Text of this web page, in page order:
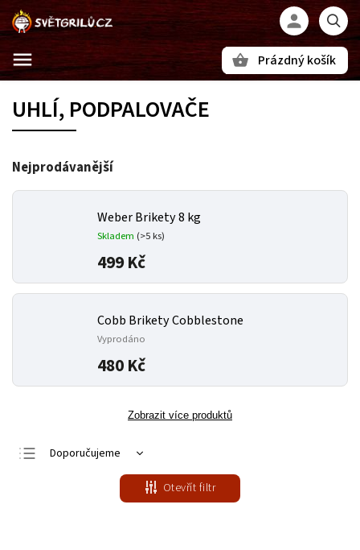
Prázdný košík
UHLÍ, PODPALOVAČE
Nejprodávanější
Weber Brikety 8 kg
Skladem (>5 ks)
499 Kč
Cobb Brikety Cobblestone
Vyprodáno
480 Kč
Zobrazit více produktů
Doporučujeme
Otevřít filtr